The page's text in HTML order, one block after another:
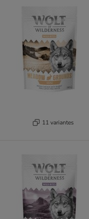
11 variantes